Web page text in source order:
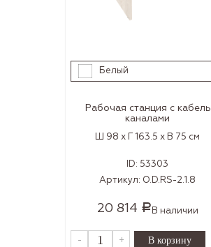
Белый
Рабочая станция с кабель
каналами
Ш 98 x Г 163.5 x В 75 см
ID: 53303
Артикул: O.D.RS-2.1.8
20 814 Р В наличии
- +